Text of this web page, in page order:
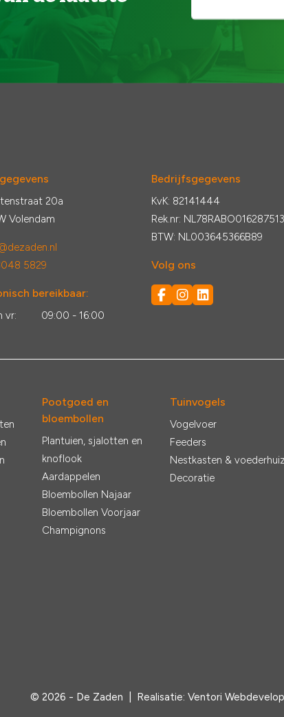
20a
Volendam
5829
bereikbaar:
vr: 09:00 - 16:00
Bedrijfsgegevens
KvK: 82141444
Rek.nr:
BTW: NL003645366B89
Volg ons
Pootgoed en
bloembollen
Plantuien, sjalotten en
knoflook
Aardappelen
Bloembollen Najaar
Bloembollen Voorjaar
Champignons
Tuinvogels
Vogelvoer
Feeders
Nestkasten &
Decoratie
© 2026 - De Zaden | Realisatie: Ventori